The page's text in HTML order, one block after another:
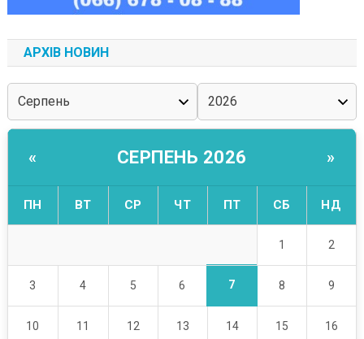
АРХІВ НОВИН
« СЕРПЕНЬ 2026 »
ПН ВТ СР ЧТ ПТ СБ НД
1 2
3 4 5 6 7 8 9
10 11 12 13 14 15 16